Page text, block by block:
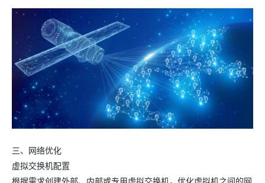
三、网络优化
虚拟交换机配置